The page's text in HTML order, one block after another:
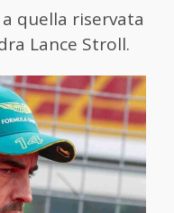
quella riservata
Lance Stroll.